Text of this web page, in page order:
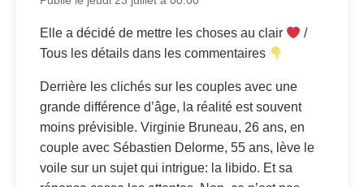
Elle a décidé de mettre les choses au clair
/
Tous les détails dans les commentaires
Derrière les clichés sur les couples avec une
grande différence d’âge, la réalité est souvent
moins prévisible. Virginie Bruneau, 26 ans, en
couple avec Sébastien Delorme, 55 ans, lève le
voile sur un sujet qui intrigue: la libido. Et sa